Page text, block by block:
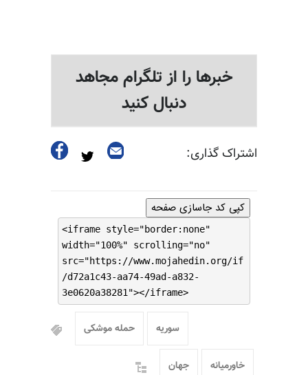
خبرها را از تلگرام مجاهد
دنبال کنید
اشتراک گذاری:
کپی کد جاسازی صفحه
<iframe style="border:none"
width="100%" scrolling="no"
src="https://www.mojahedin.org/if
/d72a1c43-aa74-49ad-a832-
3e0620a38281"></iframe>
سوریه حمله موشکی
خاورمیانه جهان